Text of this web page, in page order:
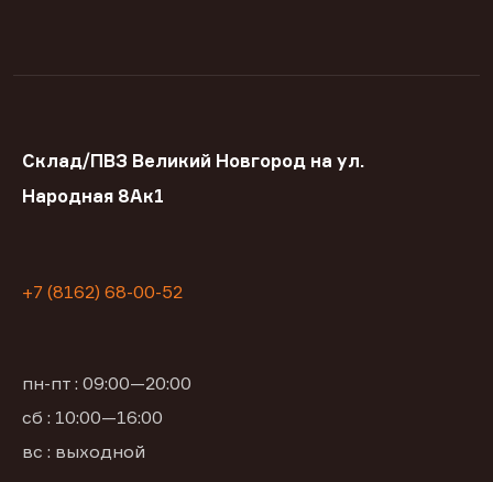
Склад/ПВЗ Великий Новгород на ул.
Народная 8Ак1
+7 (8162) 68-00-52
пн-пт : 09:00—20:00
сб : 10:00—16:00
вс : выходной